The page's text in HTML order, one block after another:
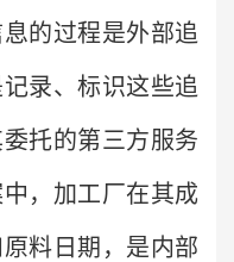
的过程是外部追
录、标识这些追
托的第三方服务
，加工厂在其成
料日期，是内部